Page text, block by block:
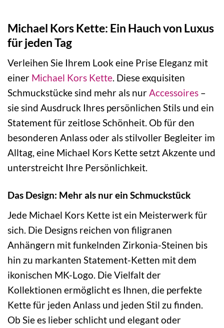
Michael Kors Kette: Ein Hauch von Luxus
für jeden Tag
Verleihen Sie Ihrem Look eine Prise Eleganz mit
einer Michael Kors Kette. Diese exquisiten
Schmuckstücke sind mehr als nurAccessoires –
sie sind Ausdruck Ihres persönlichen Stils und ein
Statement für zeitlose Schönheit. Ob für den
besonderen Anlass oder als stilvoller Begleiter im
Alltag, eine Michael Kors Kette setzt Akzente und
unterstreicht Ihre Persönlichkeit.
Das Design: Mehr als nur ein Schmuckstück
Jede Michael Kors Kette ist ein Meisterwerk für
sich. Die Designs reichen von filigranen
Anhängern mit funkelnden Zirkonia-Steinen bis
hin zu markanten Statement-Ketten mit dem
ikonischen MK-Logo. Die Vielfalt der
Kollektionen ermöglicht es Ihnen, die perfekte
Kette für jeden Anlass und jeden Stil zu finden.
Ob Sie es lieber schlicht und elegant oder